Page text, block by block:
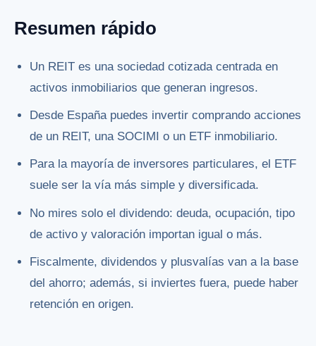
Resumen rápido
Un REIT es una sociedad cotizada centrada en
activos inmobiliarios que generan ingresos.
Desde España puedes invertir comprando acciones
de un REIT, una SOCIMI o un ETF inmobiliario.
Para la mayoría de inversores particulares, el ETF
suele ser la vía más simple y diversificada.
No mires solo el dividendo: deuda, ocupación, tipo
de activo y valoración importan igual o más.
Fiscalmente, dividendos y plusvalías van a la base
del ahorro; además, si inviertes fuera, puede haber
retención en origen.